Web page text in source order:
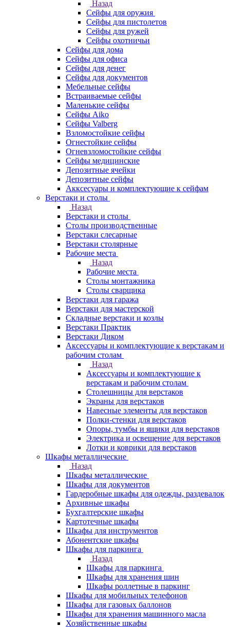
Назад
Cейфы для оружия
Сейфы для пистолетов
Сейфы для ружей
Сейфы охотничьи
Cейфы для дома
Cейфы для офиса
Сейфы для денег
Сейфы для документов
Мебельные сейфы
Встраиваемые сейфы
Маленькие сейфы
Сейфы Aiko
Сейфы Valberg
Взломостойкие сейфы
Огнестойкие сейфы
Огневзломостойкие сейфы
Сейфы медицинские
Депозитные ячейки
Депозитные сейфы
Акксесуары и комплектующие к сейфам
Верстаки и столы
Назад
Верстаки и столы
Столы производственные
Верстаки слесарные
Верстаки столярные
Рабочие места
Назад
Рабочие места
Столы монтажника
Столы сварщика
Верстаки для гаража
Верстаки для мастерской
Складные верстаки и козлы
Верстаки Практик
Верстаки Диком
Аксессуары и комплектующие к верстакам и
рабочим столам
Назад
Аксессуары и комплектующие к
верстакам и рабочим столам
Столешницы для верстаков
Экраны для верстаков
Навесные элементы для верстаков
Полки-стенки для верстаков
Опоры, тумбы и ящики для верстаков
Электрика и освещение для верстаков
Лотки и коврики для верстаков
Шкафы металлические
Назад
Шкафы металлические
Шкафы для документов
Гардеробные шкафы для одежды, раздевалок
Архивные шкафы
Бухгалтерские шкафы
Картотечные шкафы
Шкафы для инструментов
Абонентские шкафы
Шкафы для паркинга
Назад
Шкафы для паркинга
Шкафы для хранения шин
Шкафы роллетные в паркинг
Шкафы для мобильных телефонов
Шкафы для газовых баллонов
Шкафы для хранения машинного масла
Хозяйственные шкафы